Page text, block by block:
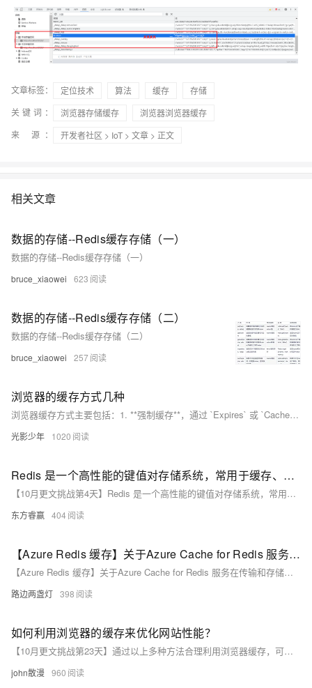
文章标签： 定位技术 算法 缓存
存储
关键词：
浏览器存储缓存
浏览器浏览器缓存
来 源：
开发者社区 > IoT > 文章 > 正文
相关文章
数据的存储--Redis缓存存储（一）
数据的存储--Redis缓存存储（一）
bruce_xiaowei 623
数据的存储--Redis缓存存储（二）
数据的存储--Redis缓存存储（二）
bruce_xiaowei 257
浏览器的缓存方式几种
浏览器缓存方式主要包括：1. **强制缓存**，通过 `Expires` 或 `Cache-Control` 控制，缓存有效期内不发起请求；2. **协商缓存**，使用 `ETag` 和 `Last-Modified` 判断资源是否更新；3. **Service Worker 缓存**，适用于 PWA 应用，拦截并返回缓存；4. **浏览器存储**，如 LocalStorage、SessionStorage 和 IndexedDB，用于持久化或会话级数据存储；5. **Push Cache**，仅限 HTTP/2，服务器主动推送资源。选择合适的缓存策略可优化性能和用户体验。
光影少年 1020
Redis 是一个高性能的键值对存储系统，常用于缓存、消息队列和会话管理等场景。
【10月更文挑战第4天】Redis 是一个高性能的键值对存储系统，常用于缓存、消息队列和会话管理等场景。随着数据增长，有时需要将 Redis 数据导出以进行分析、备份或迁移。本文详细介绍几种导出方法：1）使用 Redis 命令与重定向；2）利用 Redis 的 RDB 和 AOF 持久化功能；3）借助第三方工具如 `redis-dump`。每种方法均附有示例代码，帮助你轻松完成数据导出任务。无论数据量大小，总有一款适合你。
东方睿赢 404
【Azure Redis 缓存】关于Azure Cache for Redis 服务在传输和存储键值对(Key/Value)的加密问题
【Azure Redis 缓存】关于Azure Cache for Redis 服务在传输和存储键值对(Key/Value)的加密问题
路边两盏灯 398
如何利用浏览器的缓存来优化网站性能？
【10月更文挑战第23天】通过以上多种方法合理利用浏览器缓存，可以显著提高网站的性能，减少网络请求，加快资源加载速度，提升用户的访问体验。同时，要根据网站的具体情况和资源的特点，不断优化和调整缓存策略，以适应不断变化的业务需求和用户访问模式。
john散漫 960